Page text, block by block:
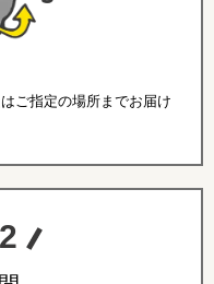
ご指定の場所までお届け
2